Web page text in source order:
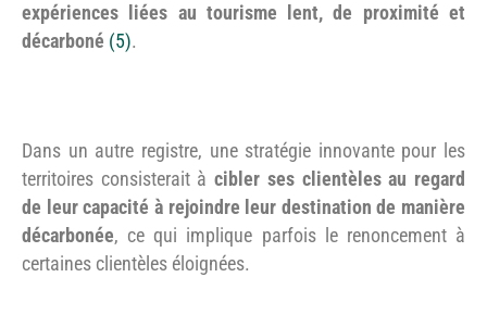
expériences liées au tourisme lent, de proximité et
décarboné (5).
Dans un autre registre, une stratégie innovante pour les
territoires consisterait àcibler ses clientèles au regard
de leur capacité à rejoindre leur destination de manière
décarbonée, ce qui implique parfois le renoncement à
certaines clientèles éloignées.